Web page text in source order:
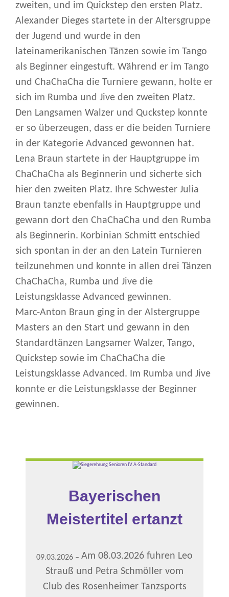
zweiten, und im Quickstep den ersten Platz.
Alexander Dieges startete in der Altersgruppe
der Jugend und wurde in den
lateinamerikanischen Tänzen sowie im Tango
als Beginner eingestuft. Während er im Tango
und ChaChaCha die Turniere gewann, holte er
sich im Rumba und Jive den zweiten Platz.
Den Langsamen Walzer und Quckstep konnte
er so überzeugen, dass er die beiden Turniere
in der Kategorie Advanced gewonnen hat.
Lena Braun startete in der Hauptgruppe im
ChaChaCha als Beginnerin und sicherte sich
hier den zweiten Platz. Ihre Schwester Julia
Braun tanzte ebenfalls in Hauptgruppe und
gewann dort den ChaChaCha und den Rumba
als Beginnerin. Korbinian Schmitt entschied
sich spontan in der an den Latein Turnieren
teilzunehmen und konnte in allen drei Tänzen
ChaChaCha, Rumba und Jive die
Leistungsklasse Advanced gewinnen.
Marc-Anton Braun ging in der Alstergruppe
Masters an den Start und gewann in den
Standardtänzen Langsamer Walzer, Tango,
Quickstep sowie im ChaChaCha die
Leistungsklasse Advanced. Im Rumba und Jive
konnte er die Leistungsklasse der Beginner
gewinnen.
Bayerischen
Meistertitel ertanzt
09.03.2026 – Am 08.03.2026 fuhren Leo
Strauß und Petra Schmöller vom
Club des Rosenheimer Tanzsports